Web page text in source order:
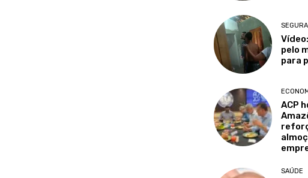
pelo
para
ACP
SAÚDE